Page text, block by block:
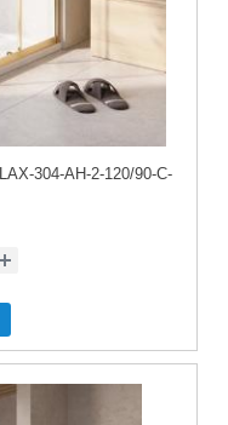
304-AH-2-120/90-C-